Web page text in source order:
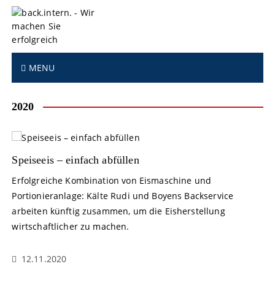
MENU
2020
Speiseeis – einfach abfüllen
Erfolgreiche Kombination von Eismaschine und
Portionieranlage: Kälte Rudi und Boyens Backservice
arbeiten künftig zusammen, um die Eisherstellung
wirtschaftlicher zu machen.
12.11.2020